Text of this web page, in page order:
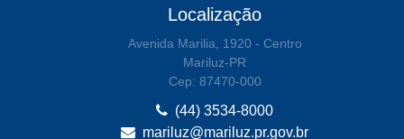
Localização
Avenida Marilia, 1920 - Centro
Mariluz-PR
Cep: 87470-000
(44) 3534-8000
mariluz@mariluz.pr.gov.br